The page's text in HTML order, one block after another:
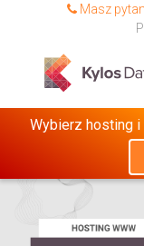
Masz
Wybierz hosting